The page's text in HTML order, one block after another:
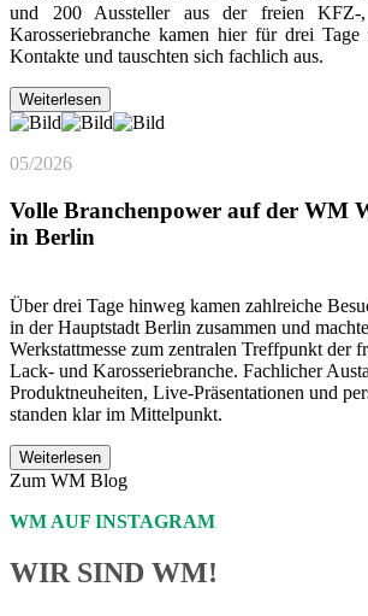
und 200 Aussteller aus der freien
Karosseriebranche kamen hier für drei Tage
Kontakte und tauschten sich fachlich aus.
Weiterlesen
05/2026
Volle Branchenpower auf der WM
in Berlin
Über drei Tage hinweg kamen zahlreiche
in der Hauptstadt Berlin zusammen und
Werkstattmesse zum zentralen Treffpunkt der
Lack- und Karosseriebranche. Fachlicher
Produktneuheiten, Live-Präsentationen und
standen klar im Mittelpunkt.
Weiterlesen
Zum WM Blog
WM AUF INSTAGRAM
WIR SIND WM!